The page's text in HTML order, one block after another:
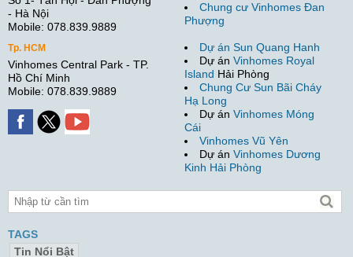
- Hà Nội
Mobile: 078.839.9889
Tp. HCM
Vinhomes Central Park - TP.
Hồ Chí Minh
Mobile: 078.839.9889
Chung cư Vinhomes Đan
Phượng
Dự án Sun Quang Hanh
Dự án Vinhomes Royal
Island Hải Phòng
Chung Cư Sun Bãi Cháy
Hạ Long
Dự án Vinhomes Móng
Cái
Vinhomes Vũ Yên
Dự án Vinhomes Dương
Kinh Hải Phòng
TAGS
Tin Nổi Bật